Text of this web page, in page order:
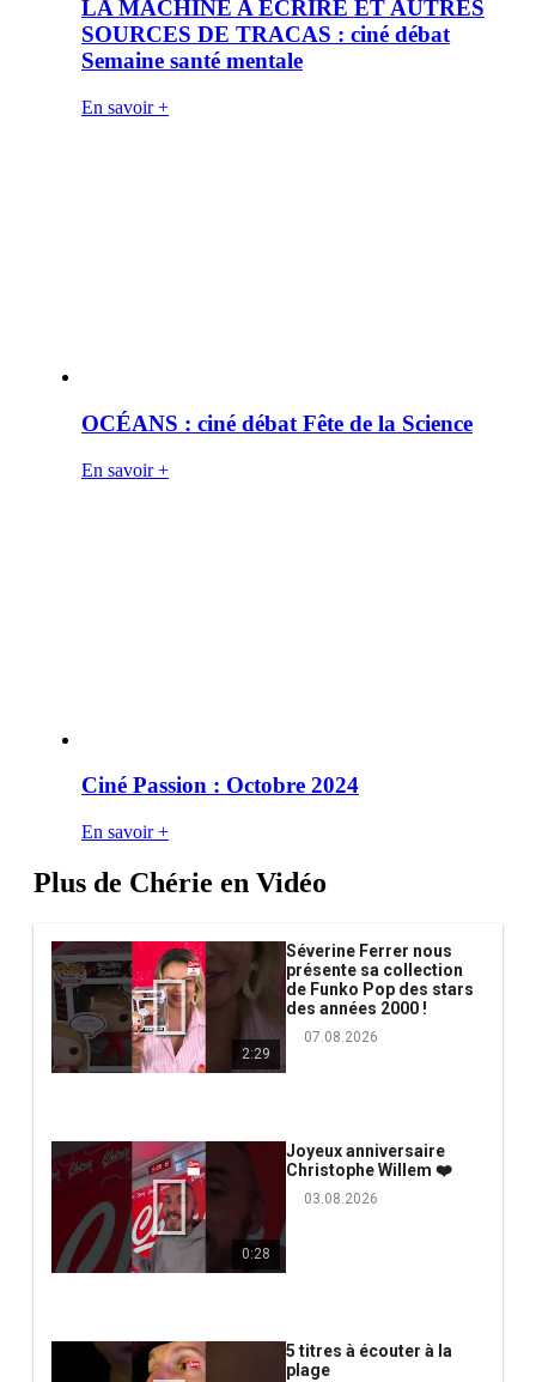
LA MACHINE A ÉCRIRE ET AUTRES
SOURCES DE TRACAS : ciné débat
Semaine santé mentale
En savoir +
OCÉANS : ciné débat Fête de la Science
En savoir +
Ciné Passion : Octobre 2024
En savoir +
Plus de Chérie en Vidéo
2:29
Séverine Ferrer nous
présente sa collection
de Funko Pop des stars
des années 2000 !
07.08.2026
0:28
Joyeux anniversaire
Christophe Willem ❤️
03.08.2026
5 titres à écouter à la
plage